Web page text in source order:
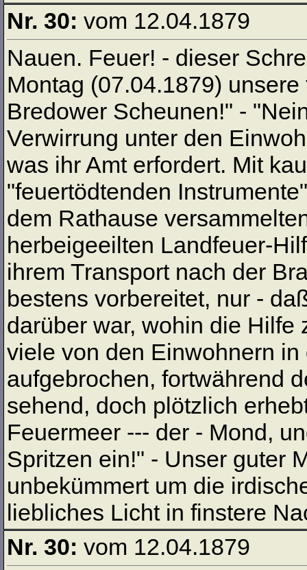
Nr. 30: vom 12.04.1879
Nauen. Feuer! - dieser
Montag (07.04.1879)
Bredower Scheunen!" -
Verwirrung unter den
was ihr Amt erfordert. Mit
"feuertödtenden
dem Rathause
herbeigeeilten Landfeuer-
ihrem Transport nach der
bestens vorbereitet, nur -
darüber war, wohin die
viele von den Einwohnern
aufgebrochen, fortwährend
sehend, doch plötzlich
Feuermeer --- der - Mond,
Spritzen ein!" - Unser guter
unbekümmert um die
liebliches Licht in finstere
Nr. 30: vom 12.04.1879